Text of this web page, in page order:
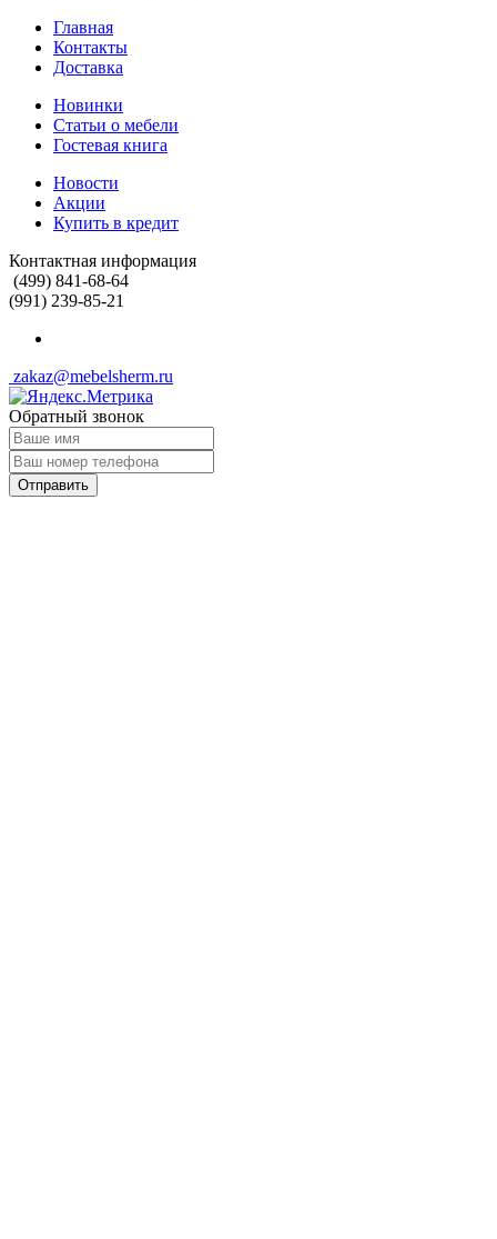
Главная
Контакты
Доставка
Новинки
Статьи о мебели
Гостевая книга
Новости
Акции
Купить в кредит
Контактная информация
(499) 841-68-64
(991) 239-85-21
zakaz@mebelsherm.ru
Обратный звонок
Отправить